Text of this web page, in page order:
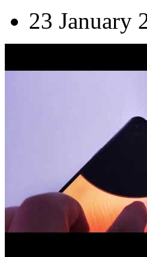
23 January